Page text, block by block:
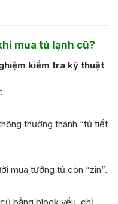
mua tủ lạnh cũ?
kiểm tra kỹ thuật
thường thành “tủ tiết
mua tưởng tủ còn “zin”.